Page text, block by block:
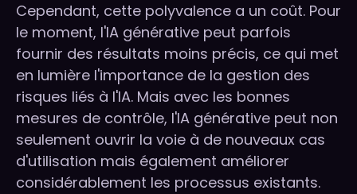
Cependant, cette polyvalence a un coût. Pour
le moment, l'IA générative peut parfois
fournir des résultats moins précis, ce qui met
en lumière l'importance de la gestion des
risques liés à l'IA. Mais avec les bonnes
mesures de contrôle, l'IA générative peut non
seulement ouvrir la voie à de nouveaux cas
d'utilisation mais également améliorer
considérablement les processus existants.